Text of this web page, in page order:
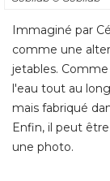
Immaginé par
comme une
jetables.
l'eau tout au
mais fabriqué
Enfin, il peut
une photo.